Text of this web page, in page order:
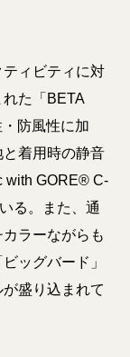
ィビティに対
た「BETA
防風性に加
着用時の静音
with GORE® C-
る。また、通
ラーながらも
ッグバード」
盛り込まれて